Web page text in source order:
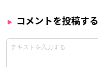
コメントを投稿する